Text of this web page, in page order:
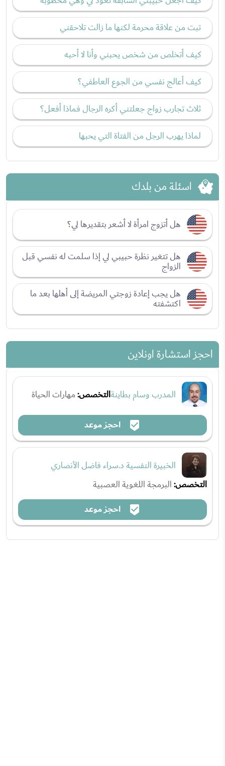
تبت من علاقة محرمة لكنها ما زالت تلاحقني
كيف أتخلص من شخص يحبني وأنا لا أحبه
كيف أعالج نفسي من الجوع العاطفي؟
ثلاث تجارب زواج جعلتني أكره الرجال فماذا أفعل؟
لماذا يهرب الرجل من الفتاة التي يحبها
اسئلة من بلدك
هل أتزوج امرأة لا أشعر بتقديرها لي؟
هل تتغير نظرة حبيبي لي إذا سلمت له نفسي قبل
الزواج
هل يجب إعادة زوجتي المريضة إلى أهلها بعد ما
اكتشفته
احجز استشارة اونلاين
المدرب وسام بطاينةالتخصص:مهارات الحياة
احجز موعد
الخبيرة النفسية د.سراء فاضل الأنصاري
التخصص:البرمجة اللغوية العصبية
احجز موعد